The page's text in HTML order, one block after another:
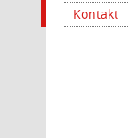
Kontakt